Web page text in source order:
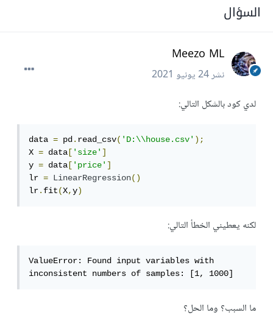
السؤال
Meezo ML
نشر24 يونيو 2021
لدي كود بالشكل التالي:
data = pd.read_csv('D:\\house.csv');
X = data ['size']
y = data ['price']
lr = LinearRegression()
lr.fit(X,y)
لكنه يعطيني الخطأ التالي:
ValueError: Found input variables with
inconsistent numbers of samples: [1, 1000]
ما السبب؟ وما الحل؟